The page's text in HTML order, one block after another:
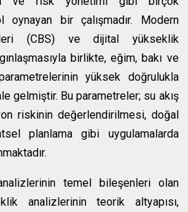
bir çalışmadır. Modern
(CBS) ve dijital yükseklik
birlikte, eğim, bakı ve
yüksek doğrulukla
gelmiştir. Bu parametreler; su akış
riskinin değerlendirilmesi, doğal
planlama gibi uygulamalarda
temel bileşenleri olan
analizlerinin teorik altyapısı,